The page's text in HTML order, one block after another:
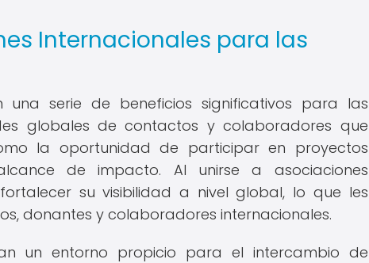
Internacionales para las
una serie de beneficios significativos para las
globales de contactos y colaboradores que
la oportunidad de participar en proyectos
de impacto. Al unirse a asociaciones
su visibilidad a nivel global, lo que les
donantes y colaboradores internacionales.
un entorno propicio para el intercambio de